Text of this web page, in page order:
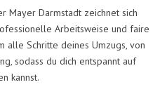
Mayer Darmstadt zeichnet sich
Arbeitsweise und faire
alle Schritte deines Umzugs, von
sodass du dich entspannt auf
kannst.